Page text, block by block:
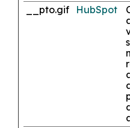
__pto.gif HubSpot